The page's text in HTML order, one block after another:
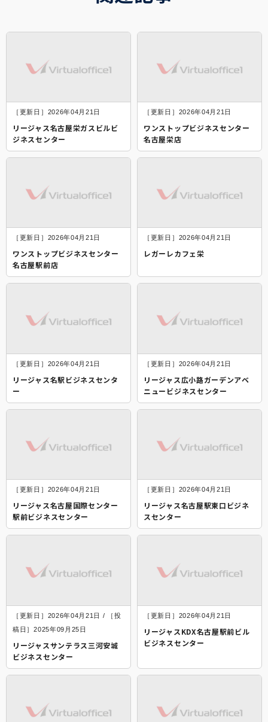
［更新日］2026年04月21日
リージャス名古屋栄ガスビルビ
ジネスセンター
［更新日］2026年04月21日
ワンストップビジネスセンター
名古屋栄店
［更新日］2026年04月21日
ワンストップビジネスセンター
名古屋駅前店
［更新日］2026年04月21日
レガーレカフェ栄
［更新日］2026年04月21日
リージャス名駅ビジネスセンタ
ー
［更新日］2026年04月21日
リージャス広小路ガーデンアベ
ニュービジネスセンター
［更新日］2026年04月21日
リージャス名古屋国際センター
駅前ビジネスセンター
［更新日］2026年04月21日
リージャス名古屋駅東口ビジネ
スセンター
［更新日］2026年04月21日 / ［投
稿日］2025年09月25日
リージャスサンテラス三河安城
ビジネスセンター
［更新日］2026年04月21日
リージャスKDX名古屋駅前ビル
ビジネスセンター